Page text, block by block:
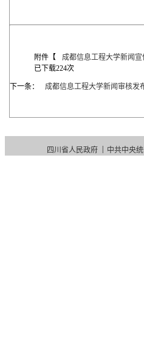
附件【 成都信息工程大学新闻
已下载224次
下一条： 成都信息工程大学新闻审核发
四川省人民政府 中共中央